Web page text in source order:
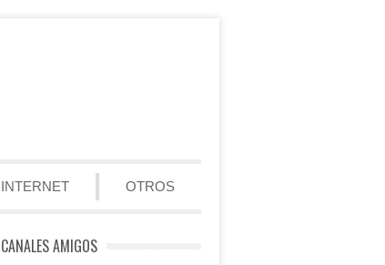
INTERNET OTROS
CANALES AMIGOS